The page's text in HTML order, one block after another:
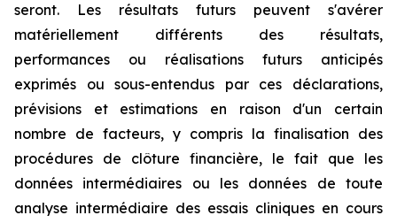
seront. Les résultats futurs peuvent s'avérer
matériellement différents des résultats,
performances ou réalisations futurs anticipés
exprimés ou sous-entendus par ces déclarations,
prévisions et estimations en raison d'un certain
nombre de facteurs, y compris la finalisation des
procédures de clôture financière, le fait que les
données intermédiaires ou les données de toute
analyse intermédiaire des essais cliniques en cours